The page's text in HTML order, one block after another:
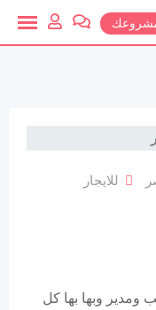
للايجار
وبها بها كل